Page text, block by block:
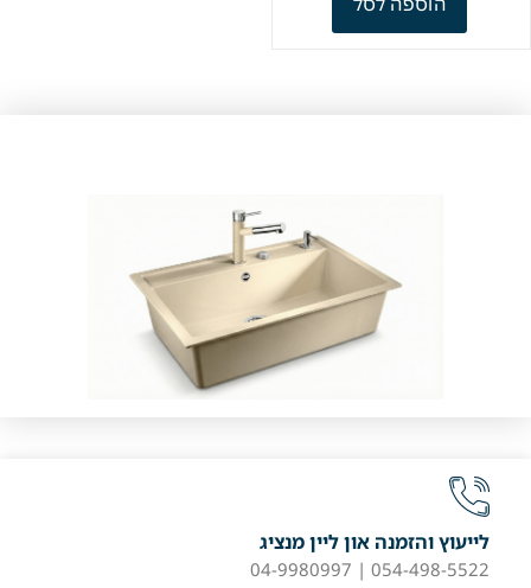
לייעוץ והזמנה און ליין מנציג
054-498-5522 | 04-9980997